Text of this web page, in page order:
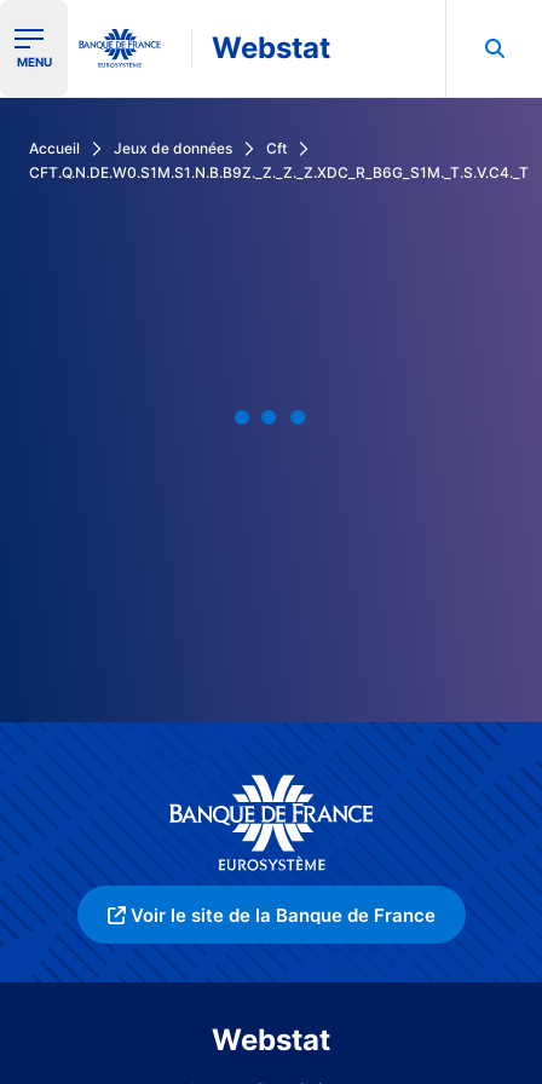
Ouvrir le menu de navigation
MENU Webstat
Accueil Jeux de données
Cft
CFT.Q.N.DE.W0.S1M.S1.N.B.B9Z._Z._Z._Z.XDC_R_B6G_S1M._T.S.V.C4._T
Voir le site de la Banque de France
Webstat